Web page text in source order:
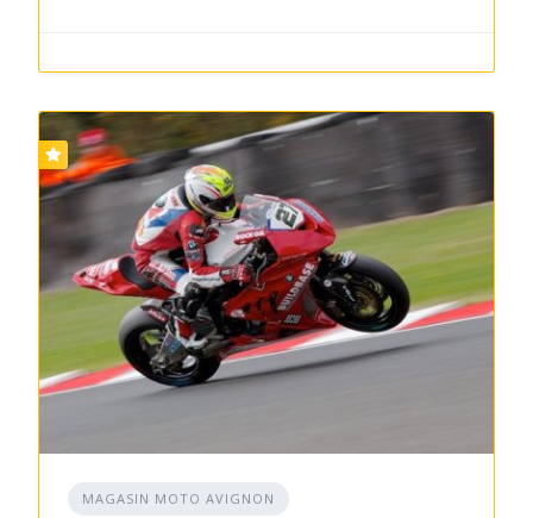
MAGASIN MOTO AVIGNON